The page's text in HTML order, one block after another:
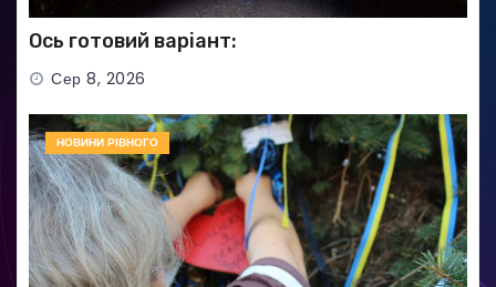
Ось готовий варіант:
Сер 8, 2026
НОВИНИ РІВНОГО